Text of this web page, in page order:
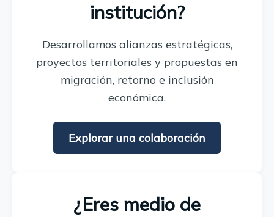
institución?
Desarrollamos alianzas estratégicas,
proyectos territoriales y propuestas en
migración, retorno e inclusión
económica.
Explorar una colaboración
¿Eres medio de